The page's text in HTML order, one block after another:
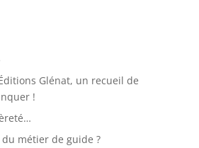
Glénat, un recueil de
!
du métier de guide ?